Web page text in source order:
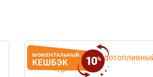
МОМЕНТАЛЬНЫЙ
КЕШБЭК 10%